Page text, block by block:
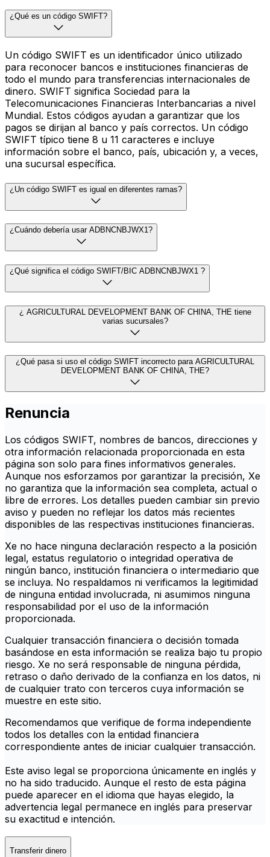
¿Qué es un código SWIFT?
Un código SWIFT es un identificador único utilizado
para reconocer bancos e instituciones financieras de
todo el mundo para transferencias internacionales de
dinero. SWIFT significa Sociedad para la
Telecomunicaciones Financieras Interbancarias a nivel
Mundial. Estos códigos ayudan a garantizar que los
pagos se dirijan al banco y país correctos. Un código
SWIFT típico tiene 8 u 11 caracteres e incluye
información sobre el banco, país, ubicación y, a veces,
una sucursal específica.
¿Un código SWIFT es igual en diferentes ramas?
¿Cuándo debería usar ADBNCNBJWX1?
¿Qué significa el código SWIFT/BIC ADBNCNBJWX1 ?
¿ AGRICULTURAL DEVELOPMENT BANK OF CHINA, THE tiene
varias sucursales?
¿Qué pasa si uso el código SWIFT incorrecto para AGRICULTURAL
DEVELOPMENT BANK OF CHINA, THE?
Renuncia
Los códigos SWIFT, nombres de bancos, direcciones y
otra información relacionada proporcionada en esta
página son solo para fines informativos generales.
Aunque nos esforzamos por garantizar la precisión, Xe
no garantiza que la información sea completa, actual o
libre de errores. Los detalles pueden cambiar sin previo
aviso y pueden no reflejar los datos más recientes
disponibles de las respectivas instituciones financieras.
Xe no hace ninguna declaración respecto a la posición
legal, estatus regulatorio o integridad operativa de
ningún banco, institución financiera o intermediario que
se incluya. No respaldamos ni verificamos la legitimidad
de ninguna entidad involucrada, ni asumimos ninguna
responsabilidad por el uso de la información
proporcionada.
Cualquier transacción financiera o decisión tomada
basándose en esta información se realiza bajo tu propio
riesgo. Xe no será responsable de ninguna pérdida,
retraso o daño derivado de la confianza en los datos, ni
de cualquier trato con terceros cuya información se
muestre en este sitio.
Recomendamos que verifique de forma independiente
todos los detalles con la entidad financiera
correspondiente antes de iniciar cualquier transacción.
Este aviso legal se proporciona únicamente en inglés y
no ha sido traducido. Aunque el resto de esta página
puede aparecer en el idioma que hayas elegido, la
advertencia legal permanece en inglés para preservar
su exactitud e intención.
Transferir dinero